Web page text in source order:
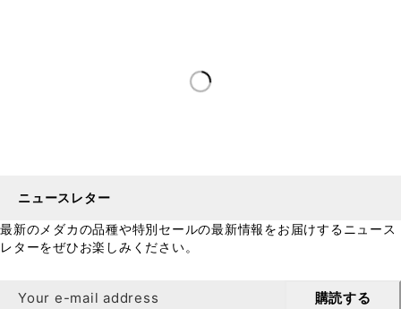
ニュースレター
最新のメダカの品種や特別セールの最新情報をお届けするニュース
レターをぜひお楽しみください。
購読する